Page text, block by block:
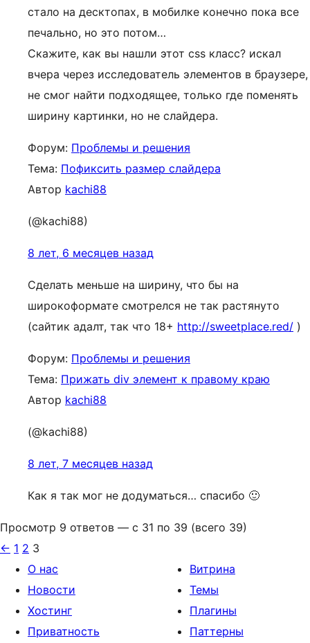
стало на десктопах, в мобилке конечно пока все
печально, но это потом…
Скажите, как вы нашли этот css класс? искал
вчера через исследователь элементов в браузере,
не смог найти подходящее, только где поменять
ширину картинки, но не слайдера.
Форум: Проблемы и решения
Тема: Пофиксить размер слайдера
Автор kachi88
(@kachi88)
8 лет, 6 месяцев назад
Сделать меньше на ширину, что бы на
широкоформате смотрелся не так растянуто
(сайтик адалт, так что 18+ http://sweetplace.red/ )
Форум: Проблемы и решения
Тема: Прижать div элемент к правому краю
Автор kachi88
(@kachi88)
8 лет, 7 месяцев назад
Как я так мог не додуматься… спасибо 🙂
Просмотр 9 ответов — с 31 по 39 (всего 39)
← 1 2 3
О нас
Новости
Хостинг
Приватность
Витрина
Темы
Плагины
Паттерны